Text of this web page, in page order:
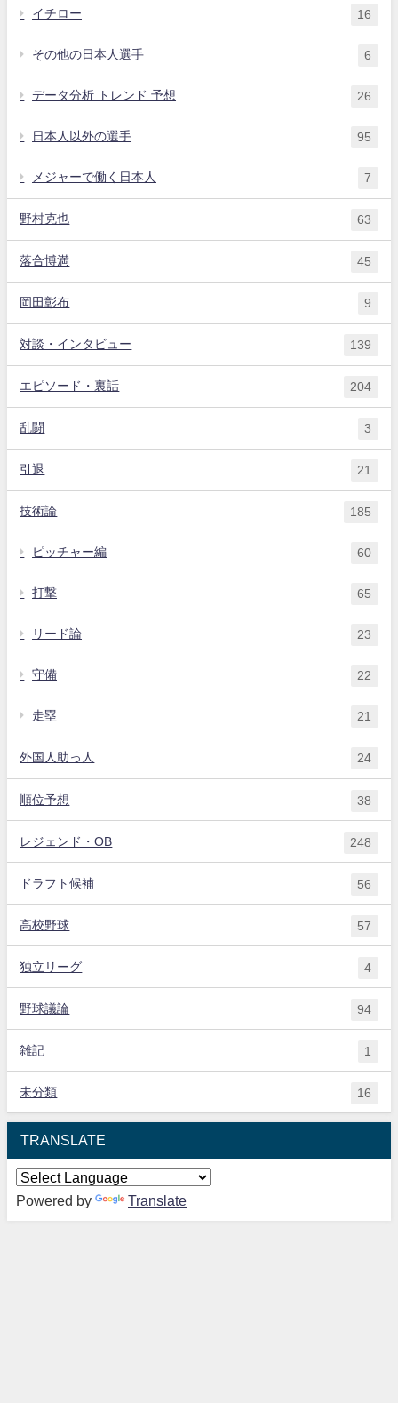
イチロー 16
その他の日本人選手 6
データ分析 トレンド 予想 26
日本人以外の選手 95
メジャーで働く日本人 7
野村克也 63
落合博満 45
岡田彰布 9
対談・インタビュー 139
エピソード・裏話 204
乱闘 3
引退 21
技術論 185
ピッチャー編 60
打撃 65
リード論 23
守備 22
走塁 21
外国人助っ人 24
順位予想 38
レジェンド・OB 248
ドラフト候補 56
高校野球 57
独立リーグ 4
野球議論 94
雑記 1
未分類 16
TRANSLATE
Powered by Translate